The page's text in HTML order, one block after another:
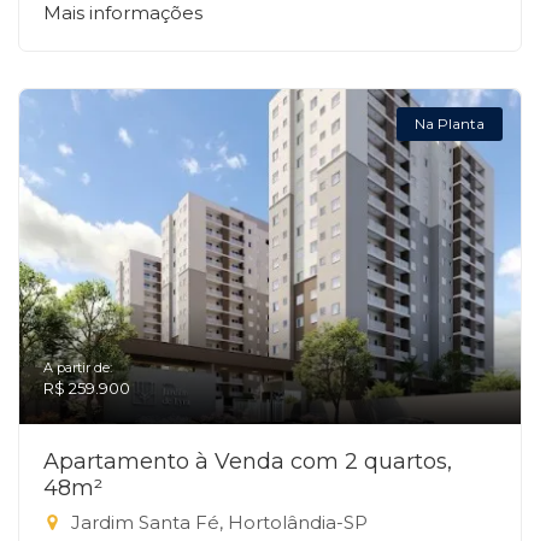
Mais informações
Na Planta
A partir de:
R$ 259.900
Apartamento à Venda com 2 quartos,
48m²
Jardim Santa Fé, Hortolândia-SP